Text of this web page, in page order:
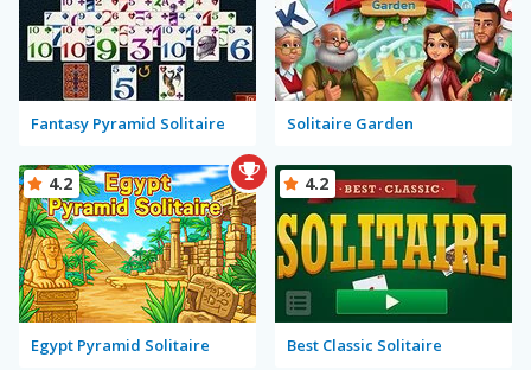
Fantasy Pyramid Solitaire Solitaire Garden
Egypt Pyramid Solitaire
4.2
Best Classic Solitaire
4.2